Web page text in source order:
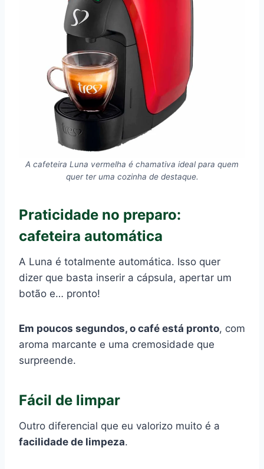
A cafeteira Luna vermelha é chamativa ideal para quem
quer ter uma cozinha de destaque.
Praticidade no preparo:
cafeteira automática
A Luna é totalmente automática. Isso quer
dizer que basta inserir a cápsula, apertar um
botão e… pronto!
Em poucos segundos, o café está pronto, com
aroma marcante e uma cremosidade que
surpreende.
Fácil de limpar
Outro diferencial que eu valorizo muito é a
facilidade de limpeza.